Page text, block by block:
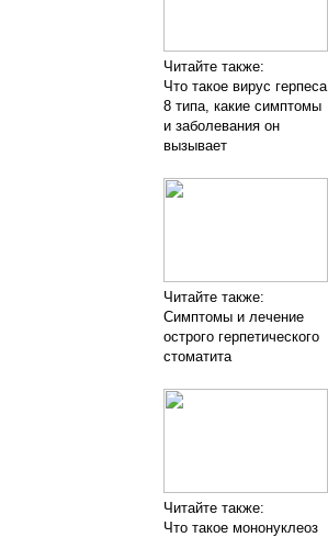
Читайте также:
Что такое вирус герпеса
8 типа, какие симптомы
и заболевания он
вызывает
Читайте также:
Симптомы и лечение
острого герпетического
стоматита
Читайте также:
Что такое мононуклеоз